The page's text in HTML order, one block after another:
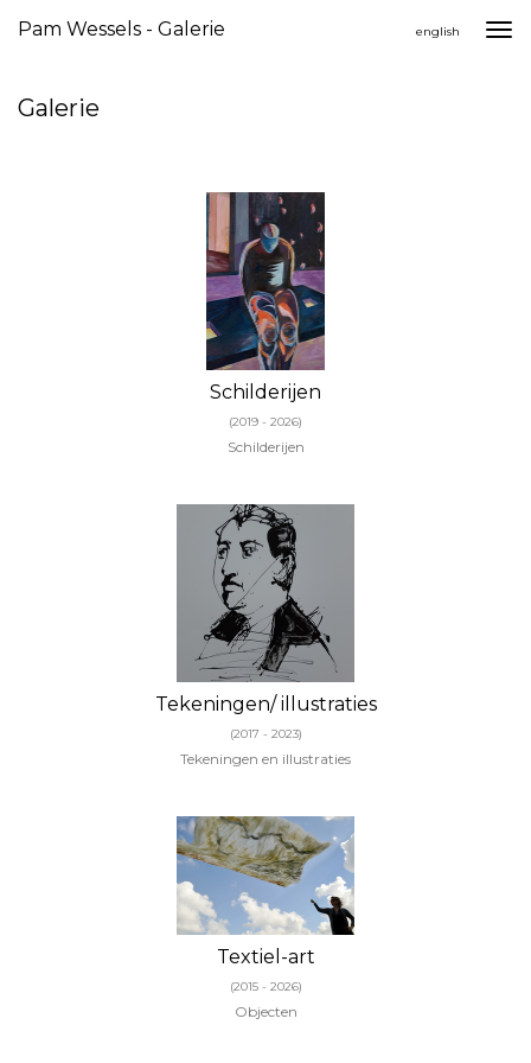
Pam Wessels - Galerie english
Galerie
Schilderijen
(2019 - 2026)
Schilderijen
Tekeningen/ illustraties
(2017 - 2023)
Tekeningen en illustraties
Textiel-art
(2015 - 2026)
Objecten